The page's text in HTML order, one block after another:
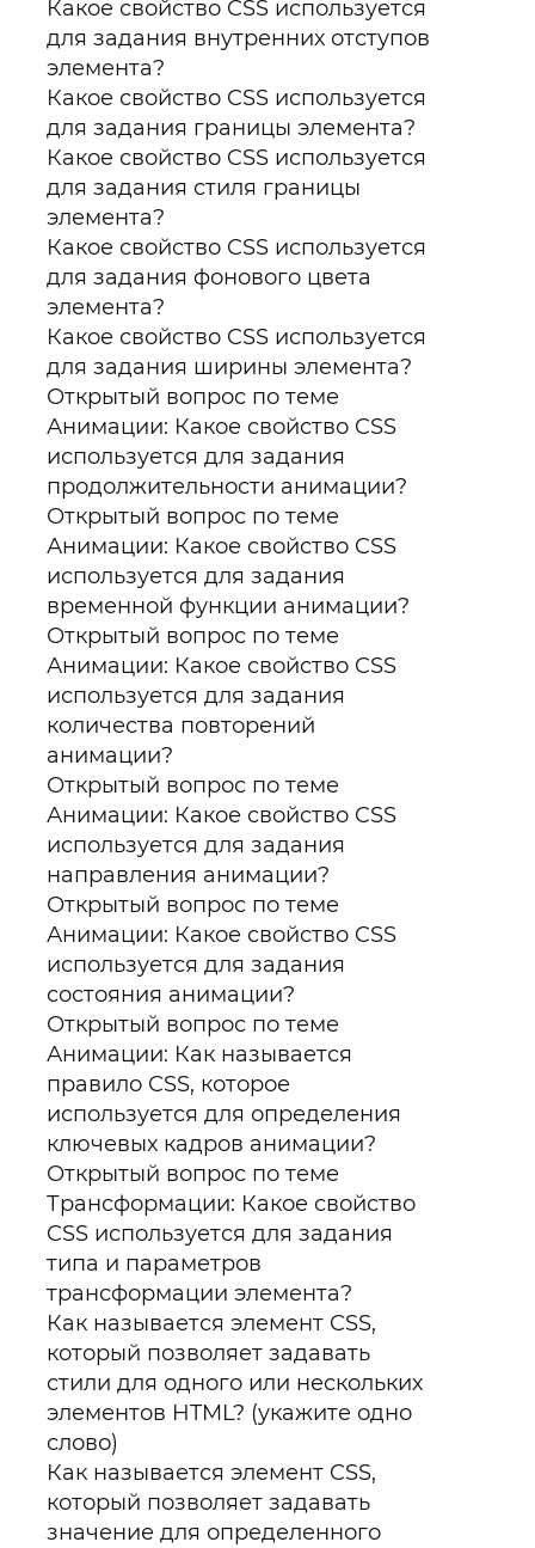
Какое свойство CSS используется
для задания внутренних отступов
элемента?
Какое свойство CSS используется
для задания границы элемента?
Какое свойство CSS используется
для задания стиля границы
элемента?
Какое свойство CSS используется
для задания фонового цвета
элемента?
Какое свойство CSS используется
для задания ширины элемента?
Открытый вопрос по теме
Анимации: Какое свойство CSS
используется для задания
продолжительности анимации?
Открытый вопрос по теме
Анимации: Какое свойство CSS
используется для задания
временной функции анимации?
Открытый вопрос по теме
Анимации: Какое свойство CSS
используется для задания
количества повторений
анимации?
Открытый вопрос по теме
Анимации: Какое свойство CSS
используется для задания
направления анимации?
Открытый вопрос по теме
Анимации: Какое свойство CSS
используется для задания
состояния анимации?
Открытый вопрос по теме
Анимации: Как называется
правило CSS, которое
используется для определения
ключевых кадров анимации?
Открытый вопрос по теме
Трансформации: Какое свойство
CSS используется для задания
типа и параметров
трансформации элемента?
Как называется элемент CSS,
который позволяет задавать
стили для одного или нескольких
элементов HTML? (укажите одно
слово)
Как называется элемент CSS,
который позволяет задавать
значение для определенного